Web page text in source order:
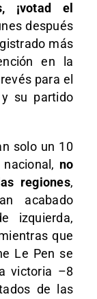
¡votad el
después
más
en la
para el
y su partido
solo un 10
no
regiones,
acabado
izquierda,
que
Le Pen se
victoria –8
de las